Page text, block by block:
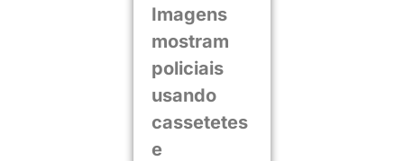
Imagens
mostram
policiais
usando
cassetetes
e